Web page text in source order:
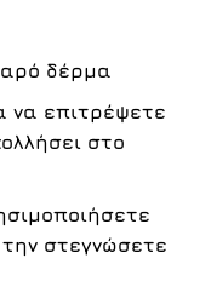
δέρμα
να επιτρέψετε
στο
στεγνώσετε